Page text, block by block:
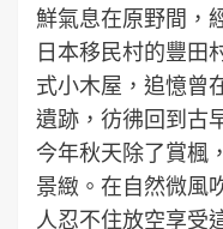
鮮氣息在原野間，
日本移民村的豐田
式小木屋，追憶曾
遺跡，彷彿回到古
今年秋天除了賞楓
景緻。在自然微風
人忍不住放空享受